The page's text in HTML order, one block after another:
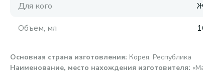
Для кого
Объем, мл
Основная страна изготовления: Корея, Республика
Наименование, место нахождения изготовителя: